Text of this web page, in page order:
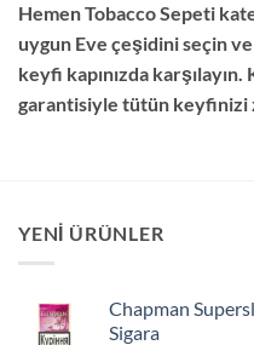
HemenTobacco Sepeti
uygun Eve çeşidini seçin
keyfi kapınızda karşılayın.
garantisiyle tütün keyfinizi
YENI ÜRÜNLER
Chapman
Sigara